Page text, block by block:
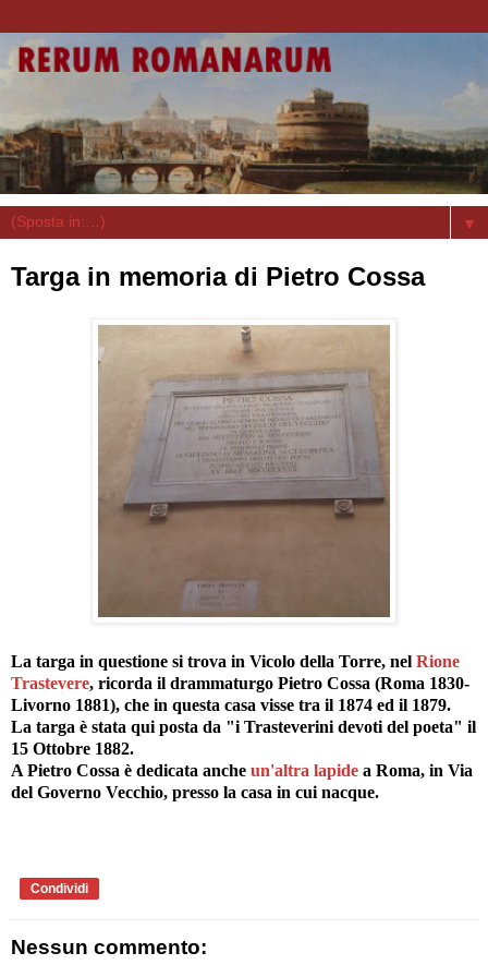
▼
Targa in memoria di Pietro Cossa
La targa in questione si trova in Vicolo della Torre, nel Rione
Trastevere, ricorda il drammaturgo Pietro Cossa (Roma 1830-
Livorno 1881), che in questa casa visse tra il 1874 ed il 1879.
La targa è stata qui posta da "i Trasteverini devoti del poeta" il
15 Ottobre 1882.
A Pietro Cossa è dedicata anche un'altra lapide a Roma, in Via
del Governo Vecchio, presso la casa in cui nacque.
Condividi
Nessun commento: